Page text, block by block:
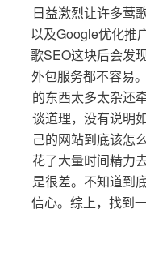
日益激烈让许多莺
以及Google优化推
歌SEO这块后会发
外包服务都不容易
的东西太多太杂还
谈道理，没有说明
己的网站到底该怎
花了大量时间精力
是很差。不知道到
信心。综上，找到